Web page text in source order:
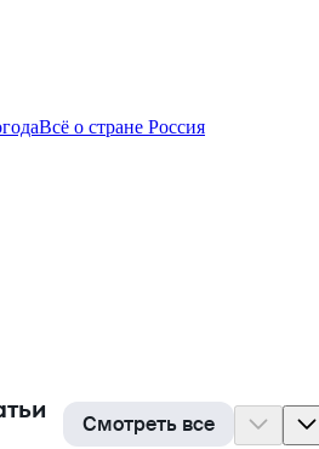
Всё о стране Россия
Смотреть все